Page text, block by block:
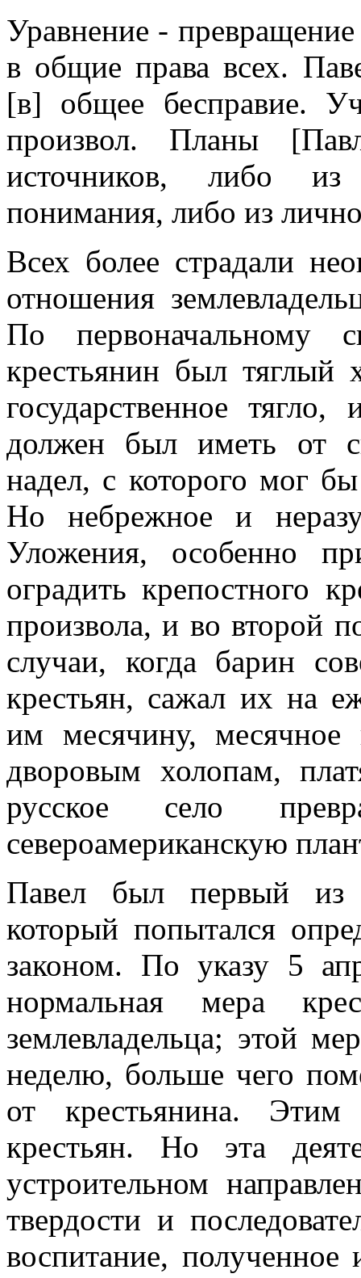
Уравнение -
в общие права всех.
[в] общее бесправие.
произвол. Планы
источников, либо из
понимания, либо из
Всех более страдали
отношения
По первоначальному
крестьянин был тяглый
государственное тягло,
должен был иметь от
надел, с которого мог бы
Но небрежное и
Уложения, особенно
оградить крепостного
произвола, и во второй
случаи, когда барин
крестьян, сажал их на
им месячину, месячное
дворовым холопам,
русское село
североамериканскую
Павел был первый из
который попытался
законом. По указу 5
нормальная мера
землевладельца; этой
неделю, больше чего
от крестьянина. Этим
крестьян. Но эта
устроительном
твердости и
воспитание,